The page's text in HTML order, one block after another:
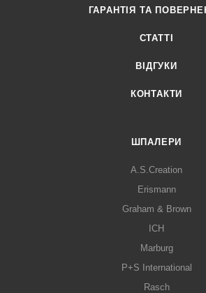
ГАРАНТІЯ ТА
СТАТТІ
ВІДГУКИ
КОНТАКТИ
ШПАЛЕРИ
A.S.Creation
Erismann
Graham & Brown
ICH
Marburg
P+S International
Rasch